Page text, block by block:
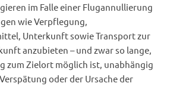
im Falle einer Flugannullierung
wie Verpflegung,
Unterkunft sowie Transport zur
anzubieten – und zwar so lange,
zum Zielort möglich ist, unabhängig
oder der Ursache der